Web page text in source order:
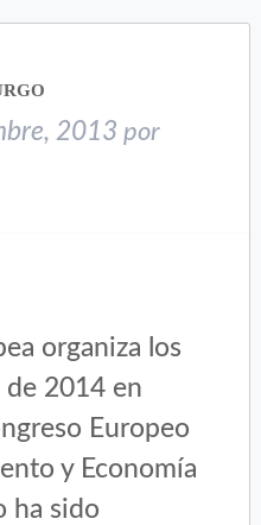
2013 por
organiza los
de 2014 en
Europeo
y Economía
ha sido